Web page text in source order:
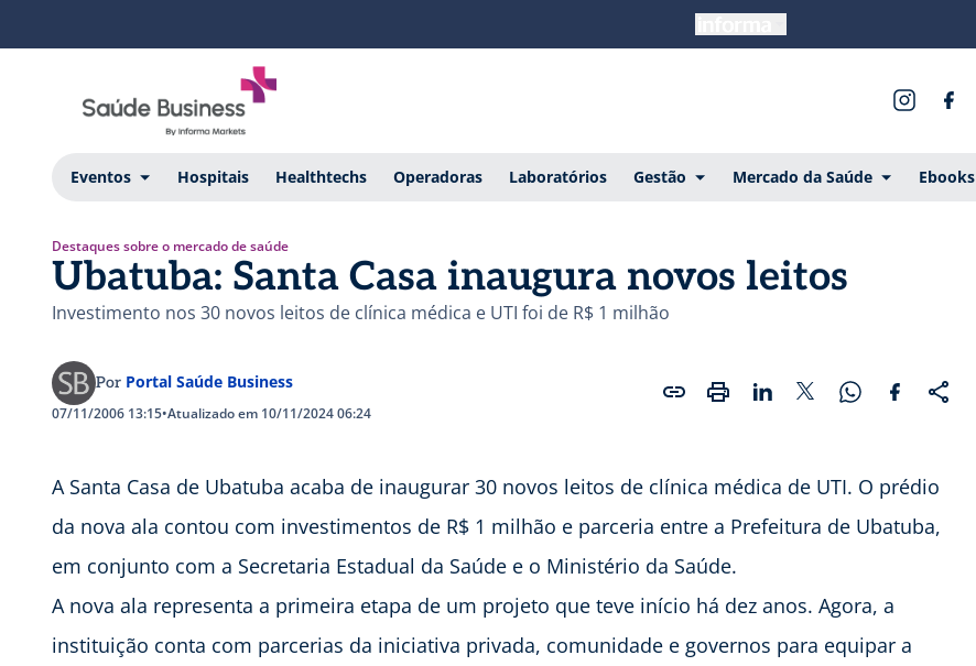
Eventos Hospitais Healthtechs Operadoras Laboratórios Gestão Mercado da Saúde Ebooks
Destaques sobre o mercado de saúde
Ubatuba: Santa Casa inaugura novos leitos
Investimento nos 30 novos leitos de clínica médica e UTI foi de R$ 1 milhão
Por Portal Saúde Business
07/11/2006 13:15•Atualizado em 10/11/2024 06:24
A Santa Casa de Ubatuba acaba de inaugurar 30 novos leitos de clínica médica de UTI. O prédio
da nova ala contou com investimentos de R$ 1 milhão e parceria entre a Prefeitura de Ubatuba,
em conjunto com a Secretaria Estadual da Saúde e o Ministério da Saúde.
A nova ala representa a primeira etapa de um projeto que teve início há dez anos. Agora, a
instituição conta com parcerias da iniciativa privada, comunidade e governos para equipar a